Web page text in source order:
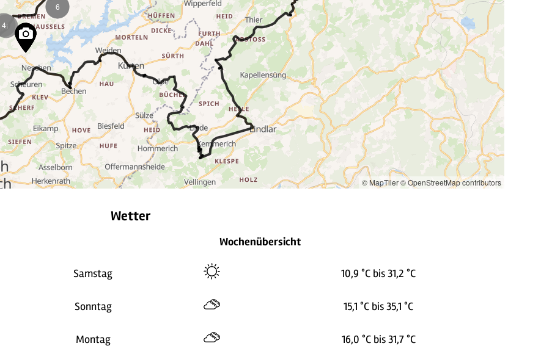
6
6
© MapTiler© OpenStreetMap contributors
Wetter
Wochenübersicht
Samstag 10,9 °C bis 31,2 °C
Sonntag 15,1 °C bis 35,1 °C
Montag 16,0 °C bis 31,7 °C